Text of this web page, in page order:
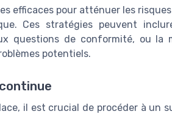
efficaces pour atténuer les
Ces stratégies peuvent
questions de conformité, ou la
potentiels.
il est crucial de procéder à un